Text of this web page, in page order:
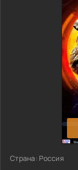
Страна: Россия